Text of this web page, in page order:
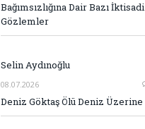
Bağımsızlığına Dair Bazı İktisadi
Gözlemler
Selin Aydınoğlu
08.07.2026
Deniz Göktaş Ölü Deniz Üzerine